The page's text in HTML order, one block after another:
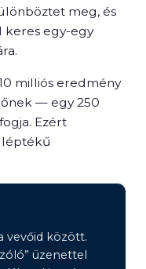
meg, és
keres egy-egy
milliós eredmény
— egy 250
Ezért
léptékű
vevőid között.
üzenettel